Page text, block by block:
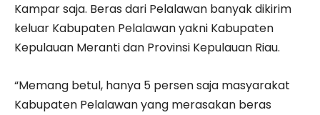
Kampar saja. Beras dari Pelalawan banyak dikirim
keluar Kabupaten Pelalawan yakni Kabupaten
Kepulauan Meranti dan Provinsi Kepulauan Riau.
“Memang betul, hanya 5 persen saja masyarakat
Kabupaten Pelalawan yang merasakan beras